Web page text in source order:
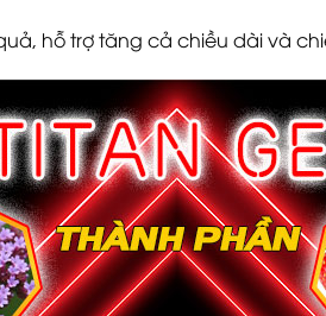
hỗ trợ tăng cả chiều dài và